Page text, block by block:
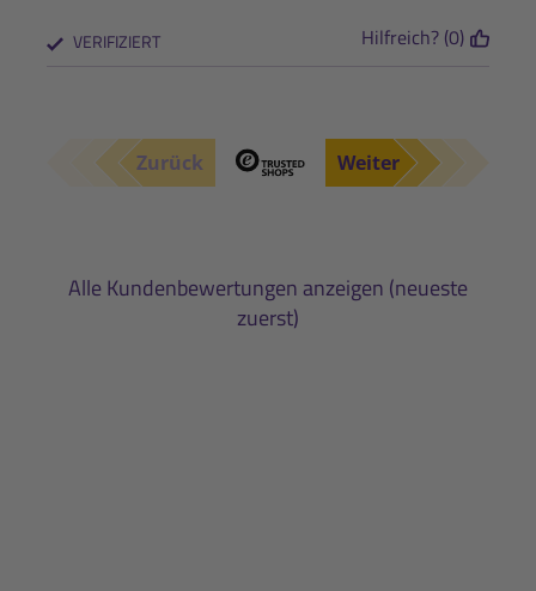
VERIFIZIERT Hilfreich? (0)
Zurück Weiter
Alle Kundenbewertungen anzeigen (neueste
zuerst)